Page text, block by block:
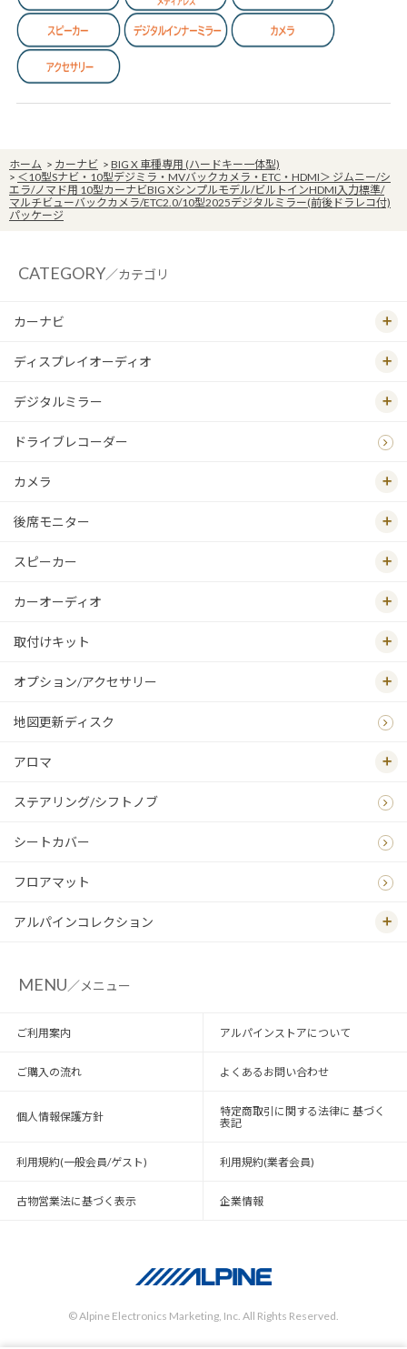
ホーム > カーナビ > BIG X 車種専用 (ハードキー一体型)
> ＜10型Sナビ・10型デジミラ・MVバックカメラ・ETC・HDMI＞ ジムニー/シ
エラ/ノマド用 10型カーナビBIG Xシンプルモデル/ビルトインHDMI入力標準/
マルチビューバックカメラ/ETC2.0/10型2025デジタルミラー(前後ドラレコ付)
パッケージ
CATEGORY／カテゴリ
カーナビ
ディスプレイオーディオ
デジタルミラー
ドライブレコーダー
カメラ
後席モニター
スピーカー
カーオーディオ
取付けキット
オプション/アクセサリー
地図更新ディスク
アロマ
ステアリング/シフトノブ
シートカバー
フロアマット
アルパインコレクション
MENU／メニュー
ご利用案内 アルパインストアについて
ご購入の流れ よくあるお問い合わせ
個人情報保護方針
特定商取引に関する法律に 基づく
表記
利用規約(一般会員/ゲスト) 利用規約(業者会員)
古物営業法に基づく表示 企業情報
© Alpine Electronics Marketing, Inc. All Rights Reserved.